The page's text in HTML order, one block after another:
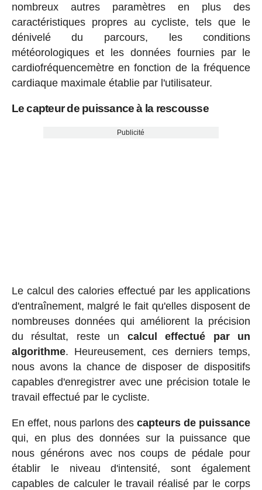
nombreux autres paramètres en plus des
caractéristiques propres au cycliste, tels que le
dénivelé du parcours, les conditions
météorologiques et les données fournies par le
cardiofréquencemètre en fonction de la fréquence
cardiaque maximale établie par l'utilisateur.
Le capteur de puissance à la rescousse
Publicité
Le calcul des calories effectué par les applications
d'entraînement, malgré le fait qu'elles disposent de
nombreuses données qui améliorent la précision
du résultat, reste un calcul effectué par un
algorithme. Heureusement, ces derniers temps,
nous avons la chance de disposer de dispositifs
capables d'enregistrer avec une précision totale le
travail effectué par le cycliste.
En effet, nous parlons descapteurs de puissance
qui, en plus des données sur la puissance que
nous générons avec nos coups de pédale pour
établir le niveau d'intensité, sont également
capables de calculer le travail réalisé par le corps